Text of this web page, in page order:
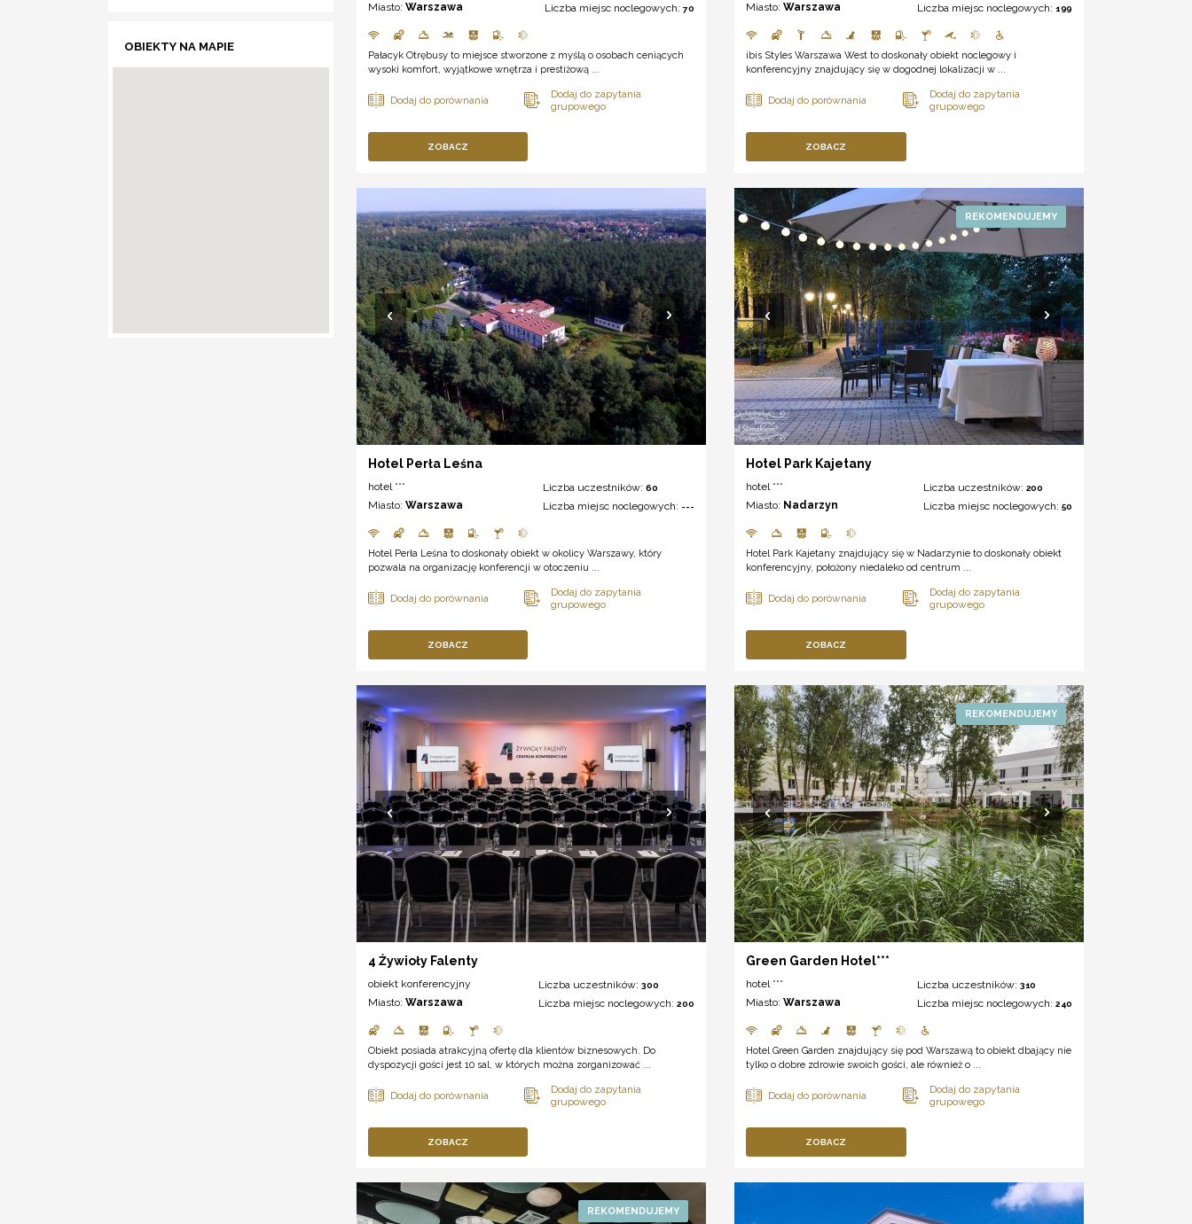
OBIEKTY NA MAPIE
Miasto: Warszawa Liczba miejsc noclegowych:70
Pałacyk Otrębusy to miejsce stworzone z myślą o osobach ceniących
wysoki komfort, wyjątkowe wnętrza i prestiżową ...
ZOBACZ
Miasto:Warszawa Liczba miejsc noclegowych: 199
ibis Styles Warszawa West to doskonały obiekt noclegowy i
konferencyjny znajdujący się w dogodnej lokalizacji w ...
ZOBACZ
Hotel Perła Leśna
hotel ***
Miasto: Warszawa
Liczba uczestników:60
Liczba miejsc noclegowych: ---
Hotel Perła Leśna to doskonały obiekt w okolicy Warszawy, który
pozwala na organizację konferencji w otoczeniu ...
ZOBACZ
Hotel Park Kajetany
hotel ***
Miasto: Nadarzyn
Liczba uczestników: 200
Liczba miejsc noclegowych: 50
Hotel Park Kajetany znajdujący się w Nadarzynie to doskonały obiekt
konferencyjny, położony niedaleko od centrum ...
ZOBACZ
4 Żywioły Falenty
obiekt konferencyjny
Miasto: Warszawa
Liczba uczestników:300
Liczba miejsc noclegowych:200
Obiekt posiada atrakcyjną ofertę dla klientów biznesowych. Do
dyspozycji gości jest 10 sal, w których można zorganizować ...
ZOBACZ
Green Garden Hotel***
hotel ***
Miasto:Warszawa
Liczba uczestników: 310
Liczba miejsc noclegowych: 240
Hotel Green Garden znajdujący się pod Warszawą to obiekt dbający nie
tylko o dobre zdrowie swoich gości, ale również o ...
ZOBACZ